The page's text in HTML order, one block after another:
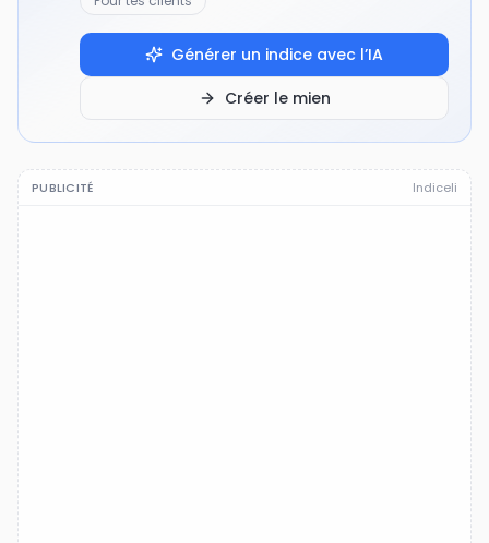
Générer un indice avec l’IA
Créer le mien
PUBLICITÉ Indiceli